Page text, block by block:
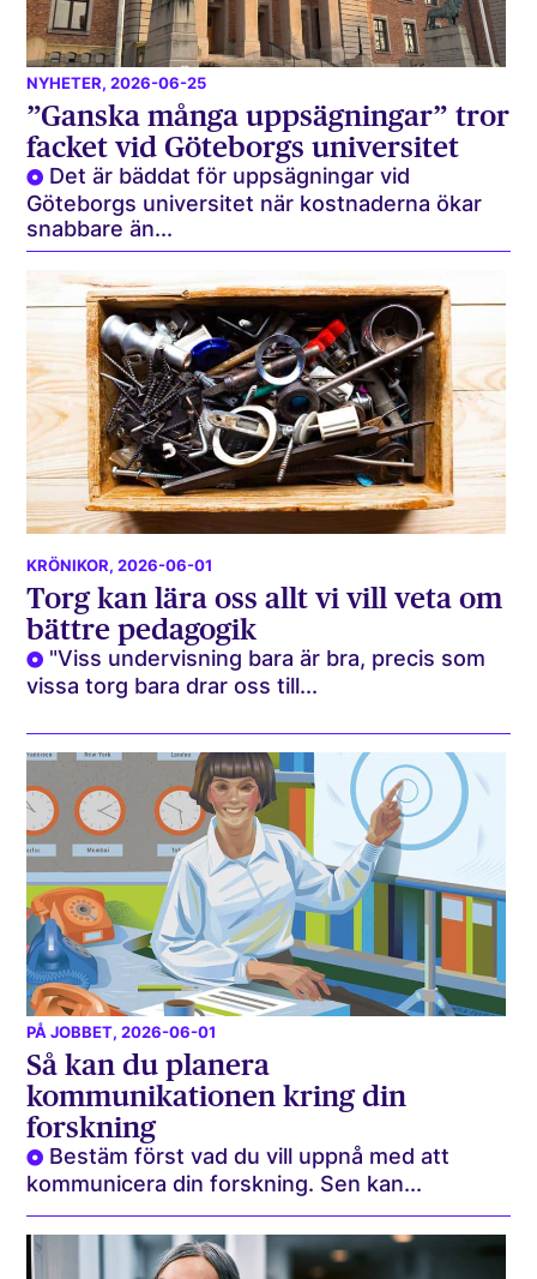
NYHETER, 2026-06-25
”Ganska många uppsägningar” tror
facket vid Göteborgs universitet
Det är bäddat för uppsägningar vid
Göteborgs universitet när kostnaderna ökar
snabbare än...
KRÖNIKOR, 2026-06-01
Torg kan lära oss allt vi vill veta om
bättre pedagogik
"Viss undervisning bara är bra, precis som
vissa torg bara drar oss till...
PÅ JOBBET, 2026-06-01
Så kan du planera
kommunikationen kring din
forskning
Bestäm först vad du vill uppnå med att
kommunicera din forskning. Sen kan...